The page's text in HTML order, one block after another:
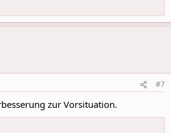
#7
zur Vorsituation.